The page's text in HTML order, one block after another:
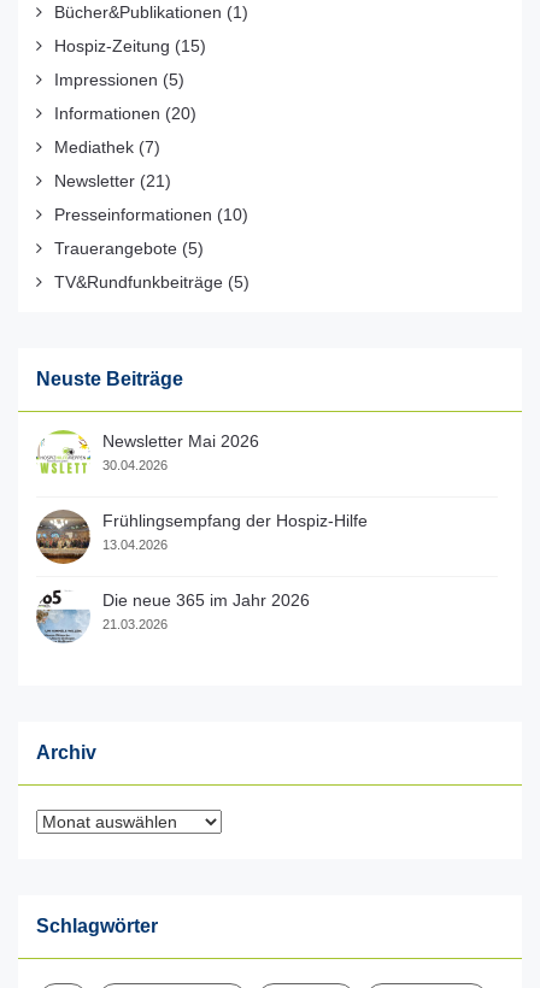
Bücher&Publikationen (1)
Hospiz-Zeitung (15)
Impressionen (5)
Informationen (20)
Mediathek (7)
Newsletter (21)
Presseinformationen (10)
Trauerangebote (5)
TV&Rundfunkbeiträge (5)
Neuste Beiträge
Newsletter Mai 2026
30.04.2026
Frühlingsempfang der Hospiz-Hilfe
13.04.2026
Die neue 365 im Jahr 2026
21.03.2026
Archiv
Archiv
Schlagwörter